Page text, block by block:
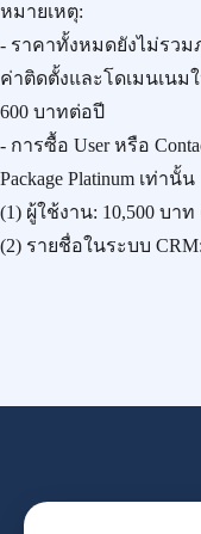
หมายเหตุ:
- ราคาทั้งหมดยังไม่รวม
ค่าติดตั้งและโดเมนเนม
600 บาทต่อปี
- การซื้อ User หรือ
Package Platinum เท่านั้น
(1) ผู้ใช้งาน: 10,500 บาท
(2) รายชื่อในระบบ CRM: